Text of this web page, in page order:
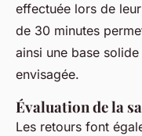
effectuée lors de
de 30 minutes
ainsi une base
envisagée.
Évaluation de la
Les retours font